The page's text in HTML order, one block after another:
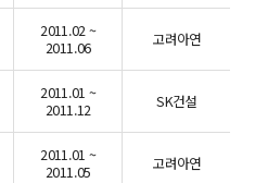
2011.02 ~
2011.06
고려아연
2011.01 ~
2011.12
SK건설
2011.01 ~
2011.05
고려아연